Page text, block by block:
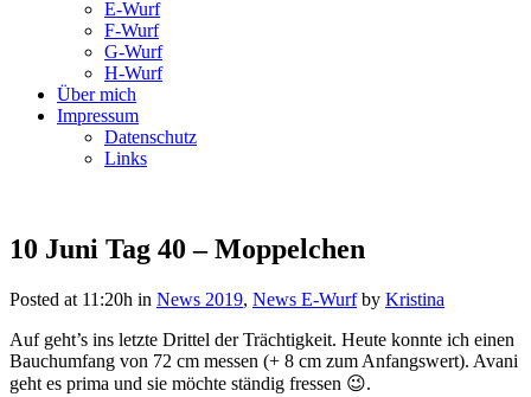
E-Wurf
F-Wurf
G-Wurf
H-Wurf
Über mich
Impressum
Datenschutz
Links
10 Juni Tag 40 – Moppelchen
Posted at 11:20h in News 2019, News E-Wurf by Kristina
Auf geht’s ins letzte Drittel der Trächtigkeit. Heute konnte ich einen
Bauchumfang von 72 cm messen (+ 8 cm zum Anfangswert). Avani
geht es prima und sie möchte ständig fressen 😉.